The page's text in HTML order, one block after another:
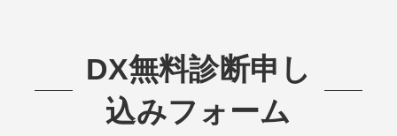
DX無料診断申し
込みフォーム